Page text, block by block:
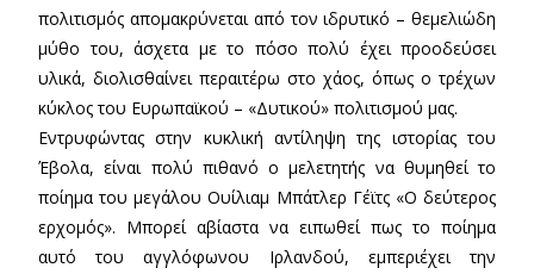
πολιτισμός απομακρύνεται από τον ιδρυτικό – θεμελιώδη
μύθο του, άσχετα με το πόσο πολύ έχει προοδεύσει
υλικά, διολισθαίνει περαιτέρω στο χάος, όπως ο τρέχων
κύκλος του Ευρωπαϊκού – «Δυτικού» πολιτισμού μας.
Εντρυφώντας στην κυκλική αντίληψη της ιστορίας του
Έβολα, είναι πολύ πιθανό ο μελετητής να θυμηθεί το
ποίημα του μεγάλου Ουίλιαμ Μπάτλερ Γέϊτς «Ο δεύτερος
ερχομός». Μπορεί αβίαστα να ειπωθεί πως το ποίημα
αυτό του αγγλόφωνου Ιρλανδού, εμπεριέχει την